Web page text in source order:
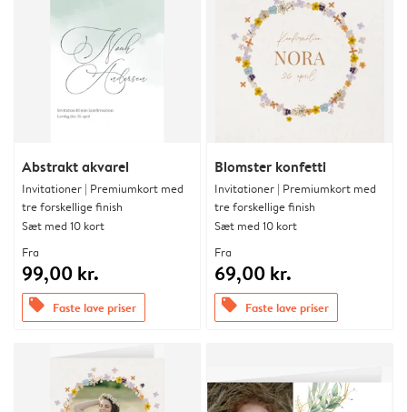
Abstrakt akvarel
Invitationer | Premiumkort med
tre forskellige finish
Sæt med 10 kort
Fra
99,00 kr.
offers Faste lave priser
Blomster konfetti
Invitationer | Premiumkort med
tre forskellige finish
Sæt med 10 kort
Fra
69,00 kr.
offers Faste lave priser